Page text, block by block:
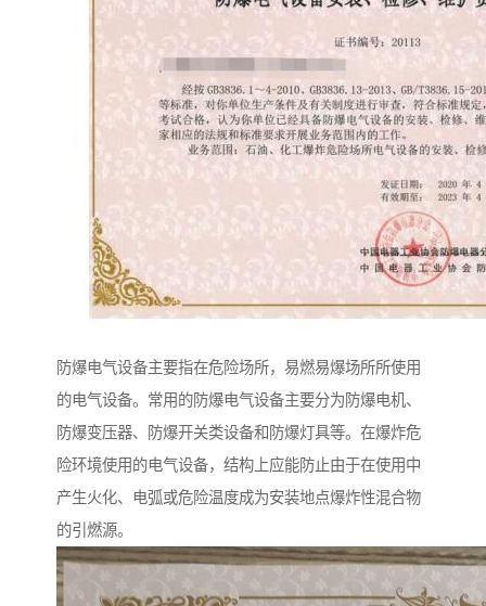
防爆电气设备主要指在危险场所，易燃易爆场所所使用
的电气设备。常用的防爆电气设备主要分为防爆电机、
防爆变压器、防爆开关类设备和防爆灯具等。在爆炸危
险环境使用的电气设备，结构上应能防止由于在使用中
产生火化、电弧或危险温度成为安装地点爆炸性混合物
的引燃源。